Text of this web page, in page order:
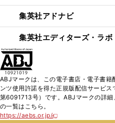
集英社アドナビ
集英社エディターズ・ラボ
ABJマークは、この電子書店・電子書
ンツ使用許諾を得た正規版配信サービ
第6091713号）です。ABJマークの詳
の一覧はこちら。
https://aebs.or.jp/
新